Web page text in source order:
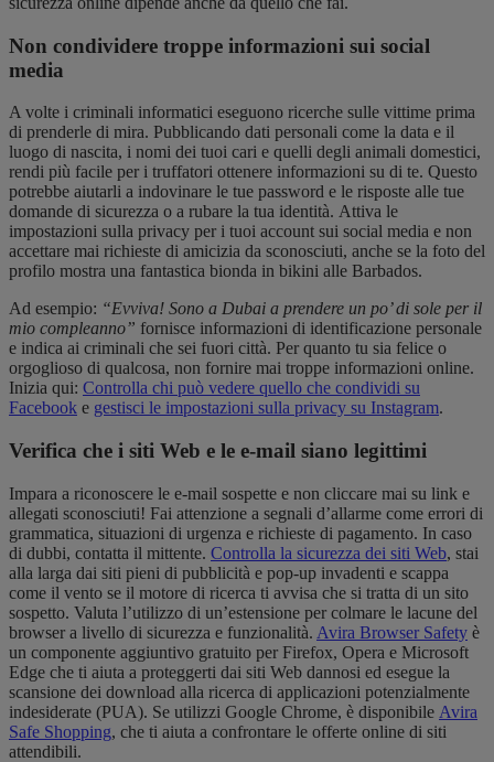
Non condividere troppe informazioni sui social
media
A volte i criminali informatici eseguono ricerche sulle vittime prima
di prenderle di mira. Pubblicando dati personali come la data e il
luogo di nascita, i nomi dei tuoi cari e quelli degli animali domestici,
rendi più facile per i truffatori ottenere informazioni su di te. Questo
potrebbe aiutarli a indovinare le tue password e le risposte alle tue
domande di sicurezza o a rubare la tua identità. Attiva le
impostazioni sulla privacy per i tuoi account sui social media e non
accettare mai richieste di amicizia da sconosciuti, anche se la foto del
profilo mostra una fantastica bionda in bikini alle Barbados.
Ad esempio: “Evviva! Sono a Dubai a prendere un po’ di sole per il
mio compleanno” fornisce informazioni di identificazione personale
e indica ai criminali che sei fuori città. Per quanto tu sia felice o
orgoglioso di qualcosa, non fornire mai troppe informazioni online.
Inizia qui: Controlla chi può vedere quello che condividi su
Facebook e gestisci le impostazioni sulla privacy su Instagram.
Verifica che i siti Web e le e-mail siano legittimi
Impara a riconoscere le e-mail sospette e non cliccare mai su link e
allegati sconosciuti! Fai attenzione a segnali d’allarme come errori di
grammatica, situazioni di urgenza e richieste di pagamento. In caso
di dubbi, contatta il mittente. Controlla la sicurezza dei siti Web, stai
alla larga dai siti pieni di pubblicità e pop-up invadenti e scappa
come il vento se il motore di ricerca ti avvisa che si tratta di un sito
sospetto. Valuta l’utilizzo di un’estensione per colmare le lacune del
browser a livello di sicurezza e funzionalità. Avira Browser Safety è
un componente aggiuntivo gratuito per Firefox, Opera e Microsoft
Edge che ti aiuta a proteggerti dai siti Web dannosi ed esegue la
scansione dei download alla ricerca di applicazioni potenzialmente
indesiderate (PUA). Se utilizzi Google Chrome, è disponibile Avira
Safe Shopping, che ti aiuta a confrontare le offerte online di siti
attendibili.